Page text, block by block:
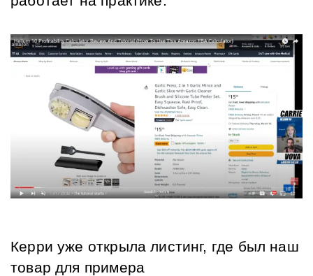
Керри уже открыла листинг, где был наш
товар для примера